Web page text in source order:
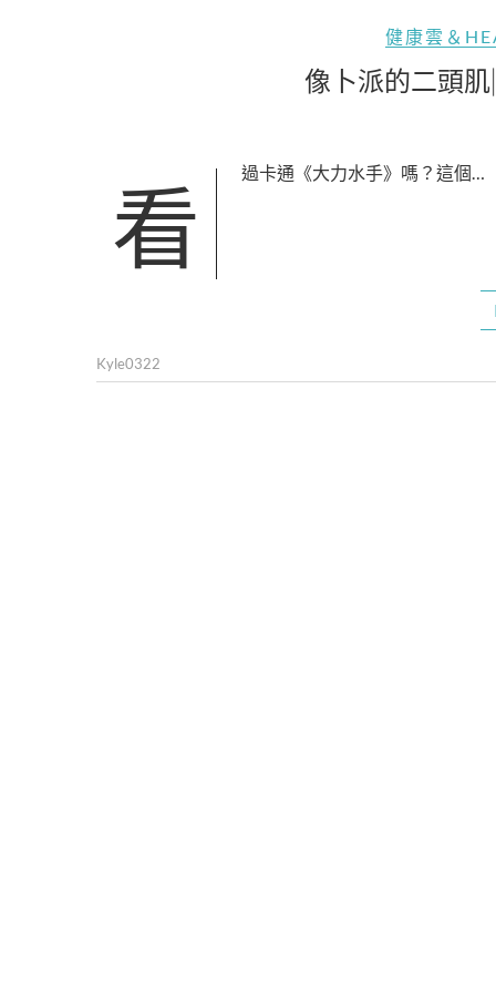
健康雲＆
像卜派的二頭
看過卡通《大力水手》嗎？這個…
Kyle0322